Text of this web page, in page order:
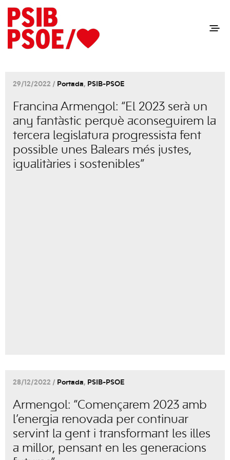
29/12/2022 / Portada, PSIB-PSOE
Francina Armengol: “El 2023 serà un
any fantàstic perquè aconseguirem la
tercera legislatura progressista fent
possible unes Balears més justes,
igualitàries i sostenibles”
28/12/2022 / Portada, PSIB-PSOE
Armengol: “Començarem 2023 amb
l’energia renovada per continuar
servint la gent i transformant les illes
a millor, pensant en les generacions